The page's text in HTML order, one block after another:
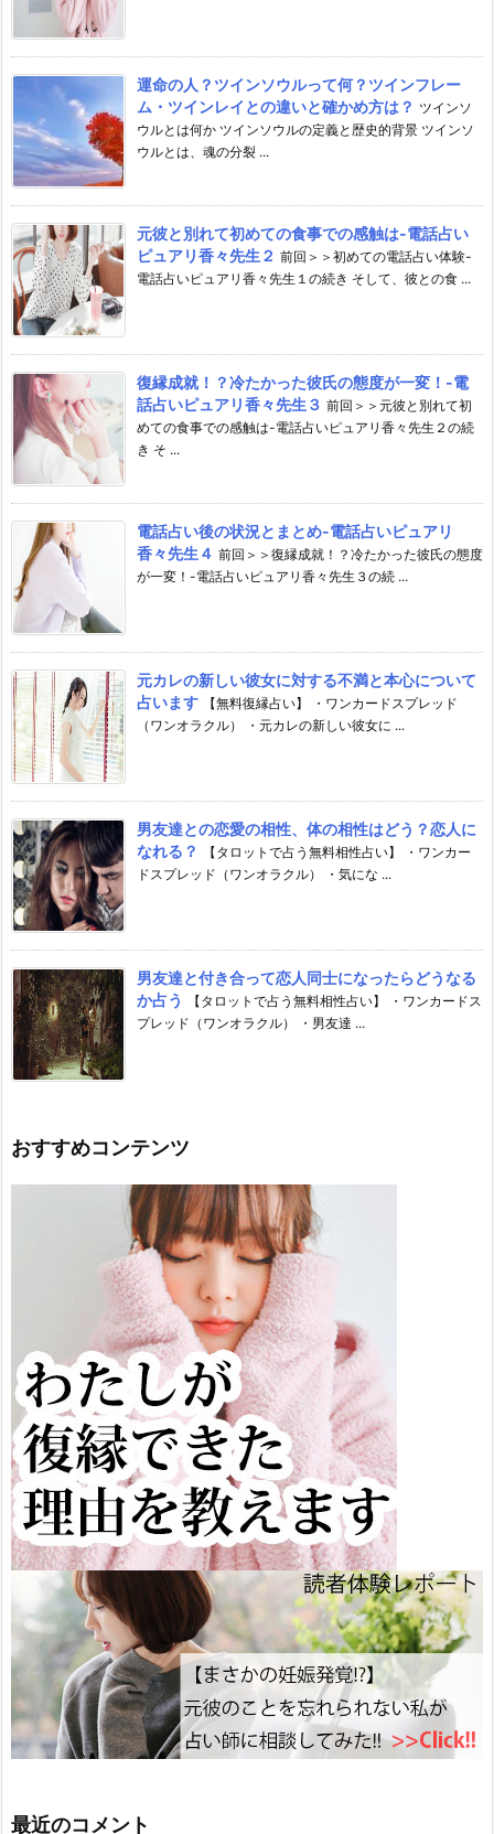
運命の人？ツインソウルって何？ツインフレー
ム・ツインレイとの違いと確かめ方は？ ツインソ
ウルとは何か ツインソウルの定義と歴史的背景 ツインソ
ウルとは、魂の分裂 ...
元彼と別れて初めての食事での感触は-電話占い
ピュアリ香々先生２ 前回＞＞初めての電話占い体験-
電話占いピュアリ香々先生１の続き そして、彼との食 ...
復縁成就！？冷たかった彼氏の態度が一変！-電
話占いピュアリ香々先生３ 前回＞＞元彼と別れて初
めての食事での感触は-電話占いピュアリ香々先生２の続
き そ ...
電話占い後の状況とまとめ-電話占いピュアリ
香々先生４ 前回＞＞復縁成就！？冷たかった彼氏の態度
が一変！-電話占いピュアリ香々先生３の続 ...
元カレの新しい彼女に対する不満と本心について
占います
【無料復縁占い】 ・ワンカードスプレッド
（ワンオラクル） ・元カレの新しい彼女に ...
男友達との恋愛の相性、体の相性はどう？恋人に
なれる？
【タロットで占う無料相性占い】 ・ワンカー
ドスプレッド（ワンオラクル） ・気にな ...
男友達と付き合って恋人同士になったらどうなる
か占う
【タロットで占う無料相性占い】 ・ワンカードス
プレッド（ワンオラクル） ・男友達 ...
おすすめコンテンツ
最近のコメント